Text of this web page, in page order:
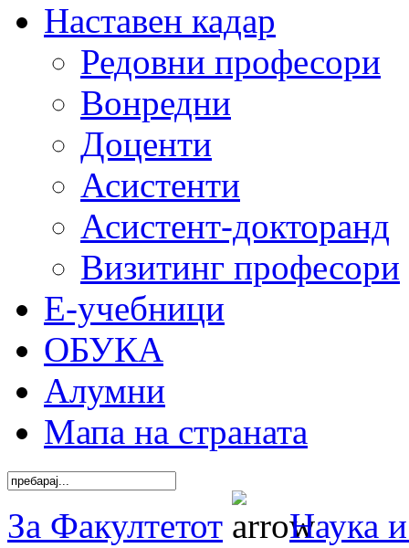
Наставен кадар
Редовни професори
Вонредни
Доценти
Асистенти
Асистент-докторанд
Визитинг професори
Е-учебници
ОБУКА
Алумни
Мапа на страната
За Факултетот
Наука